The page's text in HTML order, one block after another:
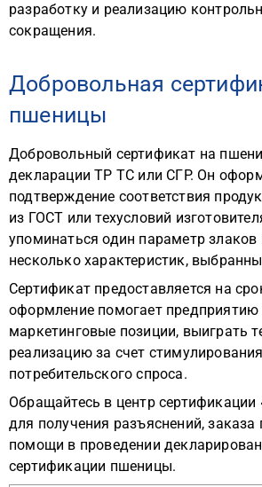
разработку и реализацию
сокращения.
Добровольная
пшеницы
Добровольный сертификат на
декларации ТР ТС или СГР. Он
подтверждение соответствия
из ГОСТ или техусловий
упоминаться один параметр злаков
несколько характеристик,
Сертификат предоставляется на
оформление помогает предприятию
маркетинговые позиции, выиграть
реализацию за счет стимулирования
потребительского спроса.
Обращайтесь в центр сертификации
для получения разъяснений, заказа
помощи в проведении
сертификации пшеницы.